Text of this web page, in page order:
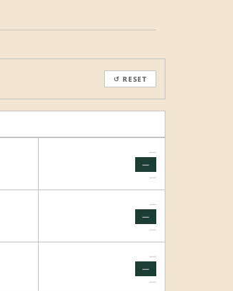
↺ RESET
—
—
—
—
—
—
—
—
—